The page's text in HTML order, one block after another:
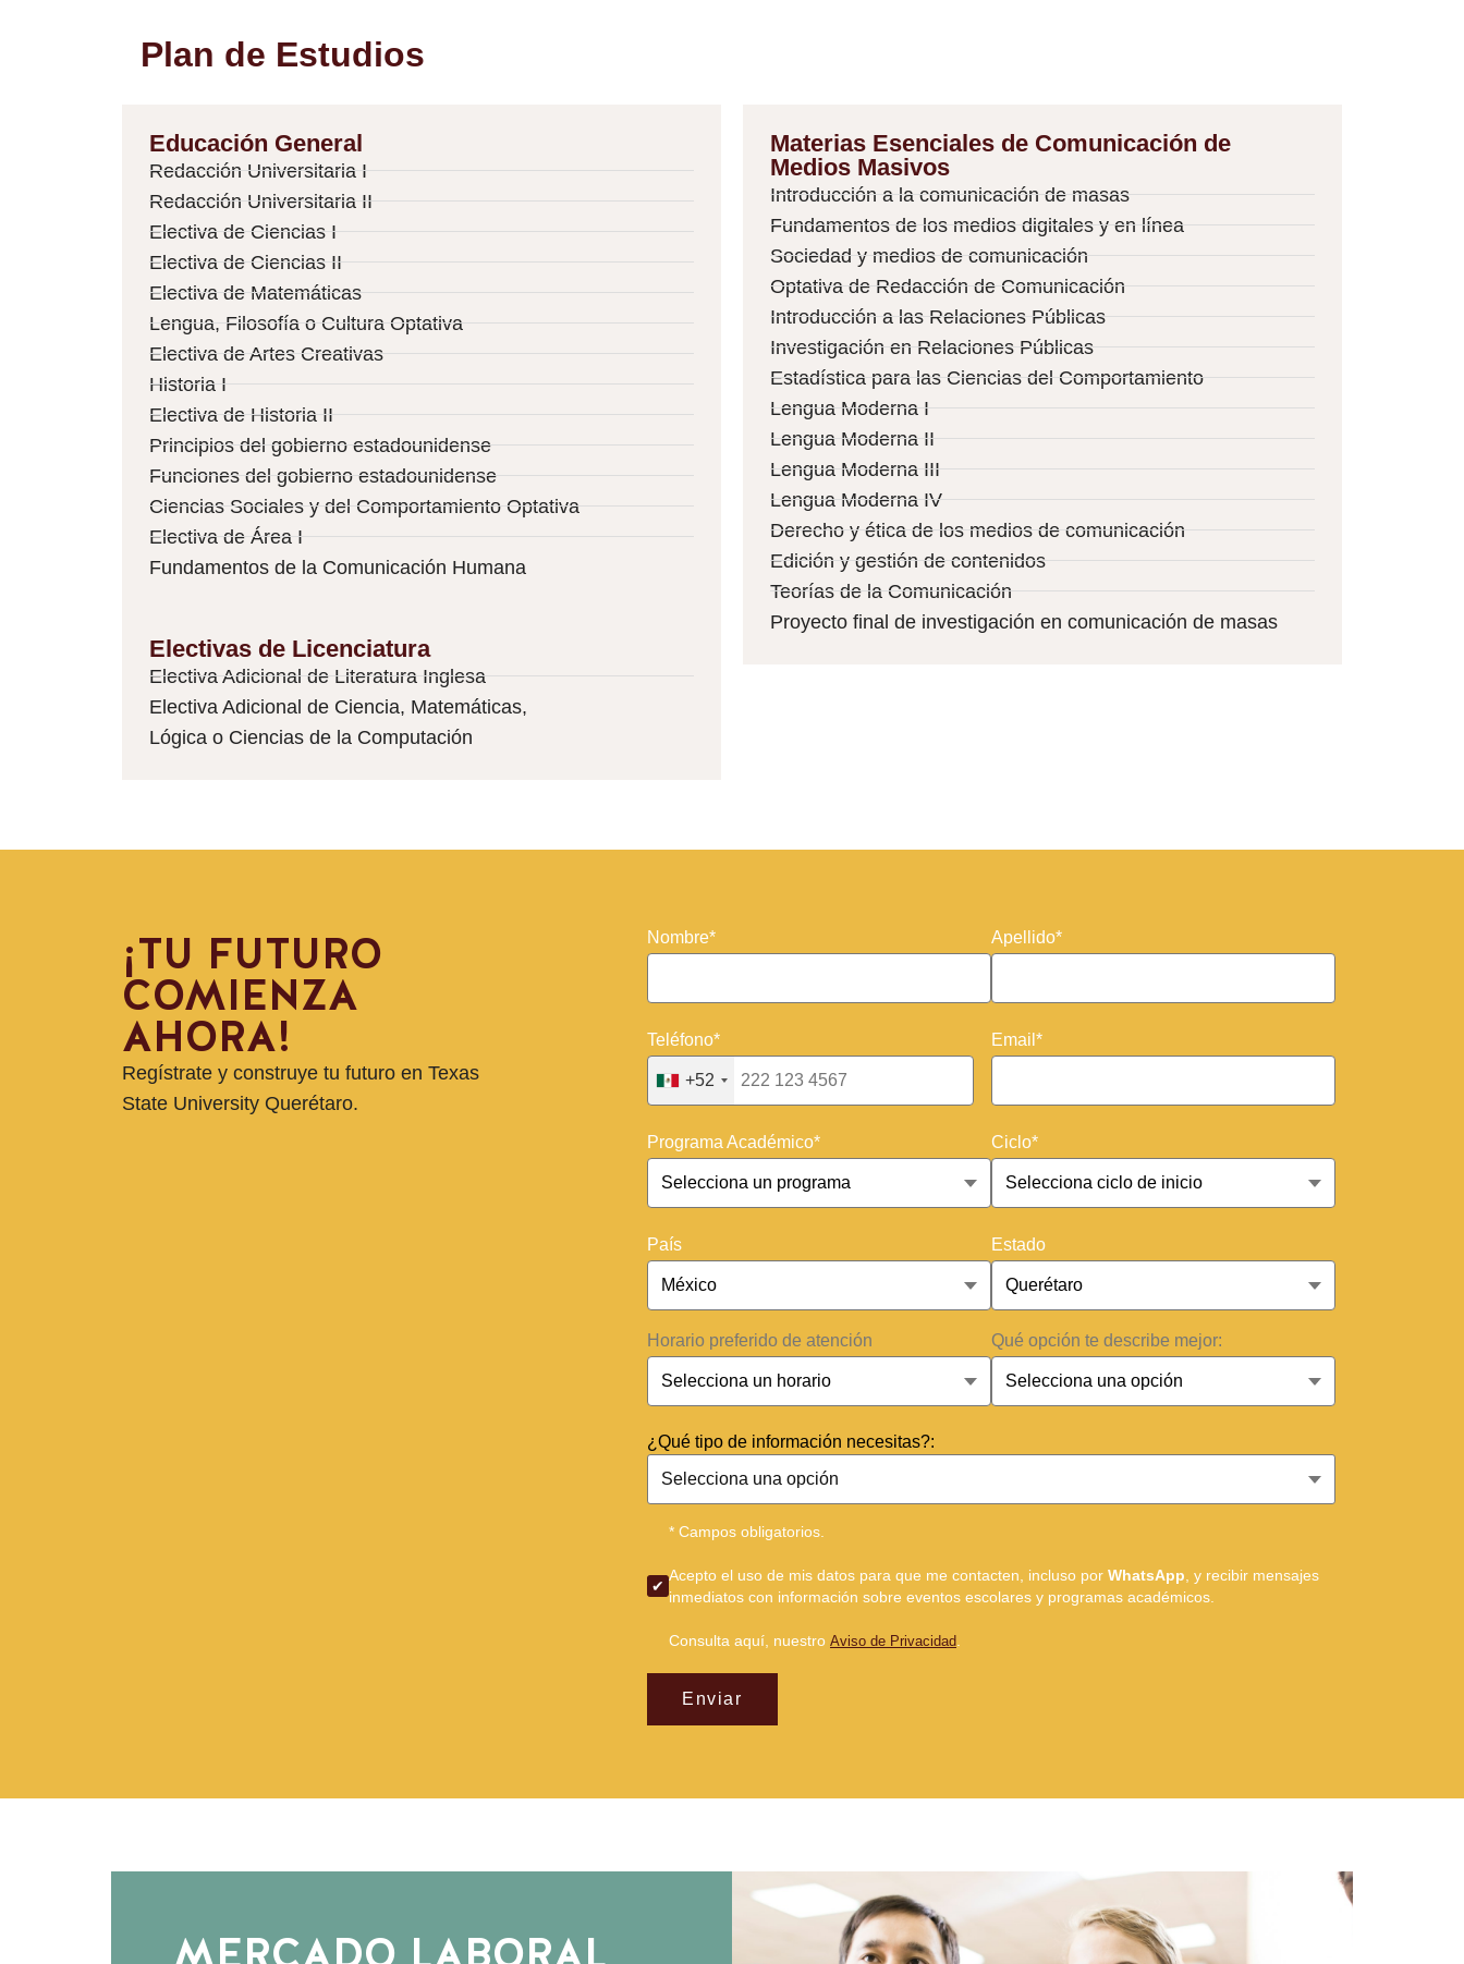
Plan de Estudios
Educación General
Redacción Universitaria I
Redacción Universitaria II
Electiva de Ciencias I
Electiva de Ciencias II
Electiva de Matemáticas
Lengua, Filosofía o Cultura Optativa
Electiva de Artes Creativas
Historia I
Electiva de Historia II
Principios del gobierno estadounidense
Funciones del gobierno estadounidense
Ciencias Sociales y del Comportamiento Optativa
Electiva de Área I
Fundamentos de la Comunicación Humana
Electivas de Licenciatura
Electiva Adicional de Literatura Inglesa
Electiva Adicional de Ciencia, Matemáticas,
Lógica o Ciencias de la Computación
Materias Esenciales de Comunicación de
Medios Masivos
Introducción a la comunicación de masas
Fundamentos de los medios digitales y en línea
Sociedad y medios de comunicación
Optativa de Redacción de Comunicación
Introducción a las Relaciones Públicas
Investigación en Relaciones Públicas
Estadística para las Ciencias del Comportamiento
Lengua Moderna I
Lengua Moderna II
Lengua Moderna III
Lengua Moderna IV
Derecho y ética de los medios de comunicación
Edición y gestión de contenidos
Teorías de la Comunicación
Proyecto final de investigación en comunicación de masas
¡TU FUTURO
COMIENZA
AHORA!
Regístrate y construye tu futuro en Texas
State University Querétaro.
Nombre* Apellido*
Teléfono*
+52
Email*
Programa Académico* Ciclo*
País Estado
Horario preferido de atención Qué opción te describe mejor:
¿Qué tipo de información necesitas?:
* Campos obligatorios.
Acepto el uso de mis datos para que me contacten, incluso por WhatsApp , y recibir mensajes
inmediatos con información sobre eventos escolares y programas académicos.
Consulta aquí, nuestro Aviso de Privacidad.
Enviar